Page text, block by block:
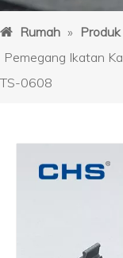
Rumah » Produk
Pemegang Ikatan
TS-0608